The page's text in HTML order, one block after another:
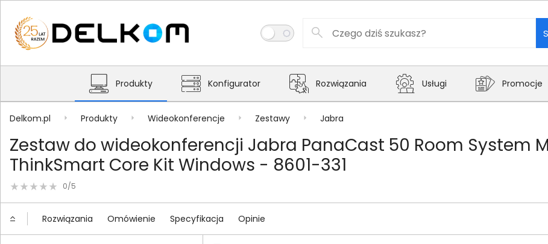
Produkty Konfigurator Rozwiązania Usługi Promocje
Delkom.pl Produkty Wideokonferencje Zestawy Jabra
Zestaw do wideokonferencji Jabra PanaCast 50 Room System
ThinkSmart Core Kit Windows - 8601-331
0/5
Rozwiązania Omówienie Specyfikacja Opinie